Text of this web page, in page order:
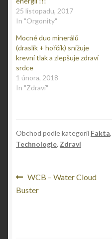
s
i
n
n
e
w
w
i
n
w
)
n
s
n
e
w
w
i
25 listopadu, 2017
In "Orgonity"
Mocné duo minerálů
(draslík + hořčík) snižuje
krevní tlak a zlepšuje zdraví
srdce
1 února, 2018
In "Zdraví"
Obchod podle kategorií Fakta,
Technologie, Zdraví
Navigace
pro
Předchozí
příspěvek:
WCB – Water Cloud
Buster